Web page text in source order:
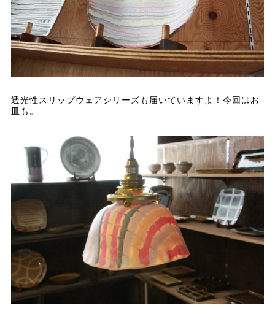
透光性スリップウェアシリーズも届いていますよ！今回はお
皿も。